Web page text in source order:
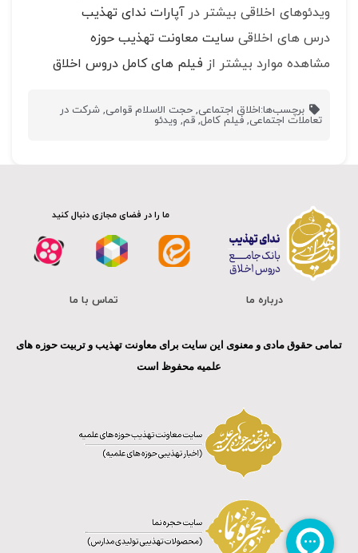
ویدئوهای اخلاقی بیشتر در آپارات ندای تهذیب
درس های اخلاقی سایت معاونت تهذیب حوزه
مشاهده موارد بیشتر از فیلم های کامل دروس اخلاق
برچسب‌ها:اخلاق اجتماعی,حجت الاسلام قوامی,شرکت در
تعاملات اجتماعی, فیلم کامل, قم, ویدئو
ما را در فضای مجازی دنبال کنید
درباره ما تماس با ما
تمامی حقوق مادی و معنوی این سایت برای معاونت تهذیب و تربیت حوزه های
علمیه محفوظ است